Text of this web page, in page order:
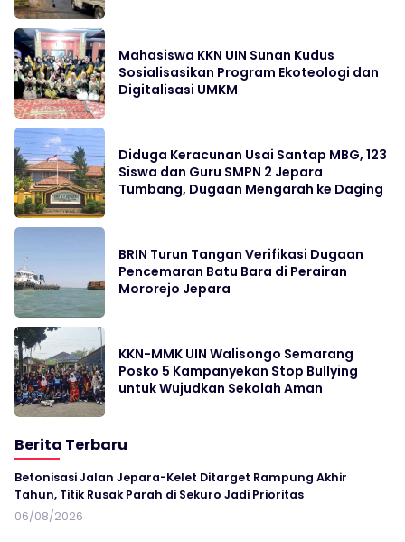
Mahasiswa KKN UIN Sunan Kudus
Sosialisasikan Program Ekoteologi dan
Digitalisasi UMKM
Diduga Keracunan Usai Santap MBG, 123
Siswa dan Guru SMPN 2 Jepara
Tumbang, Dugaan Mengarah ke Daging
BRIN Turun Tangan Verifikasi Dugaan
Pencemaran Batu Bara di Perairan
Mororejo Jepara
KKN-MMK UIN Walisongo Semarang
Posko 5 Kampanyekan Stop Bullying
untuk Wujudkan Sekolah Aman
Berita Terbaru
Betonisasi Jalan Jepara-Kelet Ditarget Rampung Akhir
Tahun, Titik Rusak Parah di Sekuro Jadi Prioritas
06/08/2026